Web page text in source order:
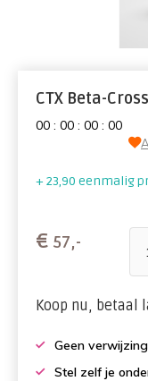
CTX Beta-
00 : 00 : 00 : 00
+ 23,90 eenmalig
€ 57,-
Koop nu, betaal
Geen
Stel zelf je